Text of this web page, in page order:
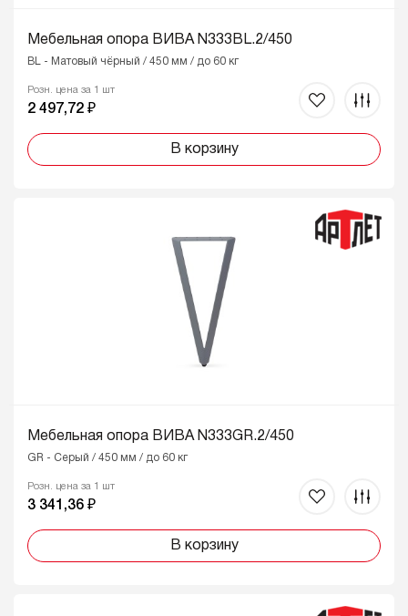
Мебельная опора ВИВА N333BL.2/450
BL - Матовый чёрный / 450 мм / до 60 кг
Розн. цена за 1 шт
2 497,72 ₽
В корзину
Мебельная опора ВИВА N333GR.2/450
GR - Серый / 450 мм / до 60 кг
Розн. цена за 1 шт
3 341,36 ₽
В корзину